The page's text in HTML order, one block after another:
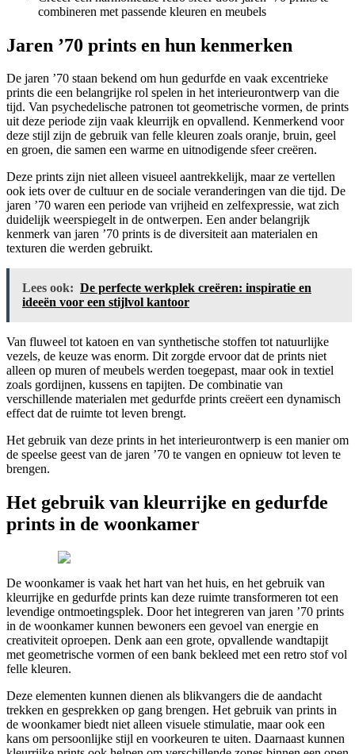
combineren met passende kleuren en meubels
Jaren ’70 prints en hun kenmerken
De jaren ’70 staan bekend om hun gedurfde en vaak excentrieke
prints die een belangrijke rol spelen in het interieurontwerp van die
tijd. Van psychedelische patronen tot geometrische vormen, de prints
uit deze periode zijn vaak kleurrijk en opvallend. Kenmerkend voor
deze stijl zijn de gebruik van felle kleuren zoals oranje, bruin, geel
en groen, die samen een warme en uitnodigende sfeer creëren.
Deze prints zijn niet alleen visueel aantrekkelijk, maar ze vertellen
ook iets over de cultuur en de sociale veranderingen van die tijd. De
jaren ’70 waren een periode van vrijheid en zelfexpressie, wat zich
duidelijk weerspiegelt in de ontwerpen. Een ander belangrijk
kenmerk van jaren ’70 prints is de diversiteit aan materialen en
texturen die werden gebruikt.
Lees ook: De perfecte werkplek creëren: inspiratie en
ideeën voor een stijlvol kantoor
Van fluweel tot katoen en van synthetische stoffen tot natuurlijke
vezels, de keuze was enorm. Dit zorgde ervoor dat de prints niet
alleen op muren of meubels werden toegepast, maar ook in textiel
zoals gordijnen, kussens en tapijten. De combinatie van
verschillende materialen met gedurfde prints creëert een dynamisch
effect dat de ruimte tot leven brengt.
Het gebruik van deze prints in het interieurontwerp is een manier om
de speelse geest van de jaren ’70 te vangen en opnieuw tot leven te
brengen.
Het gebruik van kleurrijke en gedurfde
prints in de woonkamer
De woonkamer is vaak het hart van het huis, en het gebruik van
kleurrijke en gedurfde prints kan deze ruimte transformeren tot een
levendige ontmoetingsplek. Door het integreren van jaren ’70 prints
in de woonkamer kunnen bewoners een gevoel van energie en
creativiteit oproepen. Denk aan een grote, opvallende wandtapijt
met geometrische vormen of een bank bekleed met een retro stof vol
felle kleuren.
Deze elementen kunnen dienen als blikvangers die de aandacht
trekken en gesprekken op gang brengen. Het gebruik van prints in
de woonkamer biedt niet alleen visuele stimulatie, maar ook een
kans om persoonlijke stijl en voorkeuren te uiten. Daarnaast kunnen